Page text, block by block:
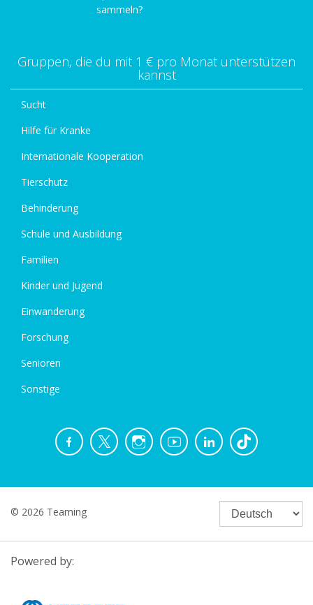
sammeln?
Gruppen, die du mit 1 € pro Monat unterstützen
kannst
Sucht
Hilfe für Kranke
Internationale Kooperation
Tierschutz
Behinderung
Schule und Ausbildung
Familien
Kinder und Jugend
Einwanderung
Forschung
Senioren
Sonstige
© 2026 Teaming
Powered by: